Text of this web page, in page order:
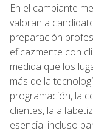
En el cambiante
valoran a
preparación
eficazmente con
medida que los
más de la
programación, la
clientes, la
esencial incluso